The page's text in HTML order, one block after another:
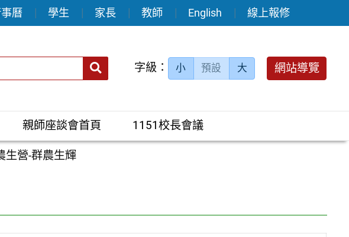
曆 學生 家長 教師 English 線上報修
送出 字級： 小 預設 大 網站導覽
親師座談會首頁 1151校長會議
生營-群農生輝